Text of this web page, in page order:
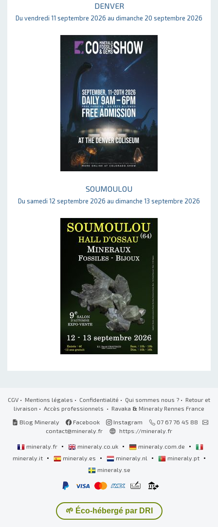
DENVER
Du vendredi 11 septembre 2026 au dimanche 20 septembre 2026
SOUMOULOU
Du samedi 12 septembre 2026 au dimanche 13 septembre 2026
CGV • Mentions légales • Confidentialité • Qui sommes nous ? • Retour et
livraison • Accès professionnels • Ravaka & Mineraly Rennes France
Blog Mineraly
Facebook Instagram
07 67 76 45 88
contact@mineraly.fr
https://mineraly.fr
mineraly.fr • mineraly.co.uk • mineraly.com.de •
mineraly.it • mineraly.es • mineraly.nl • mineraly.pt •
mineraly.se
🌱 Éco-hébergé par DRI